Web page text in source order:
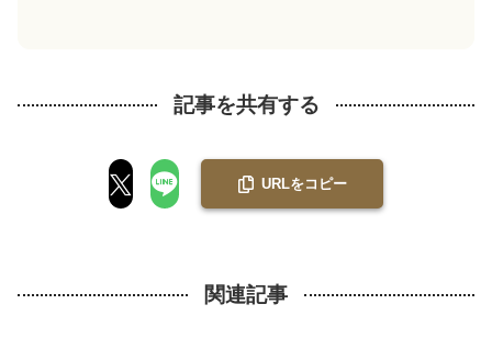
記事を共有する
URLをコピー
関連記事